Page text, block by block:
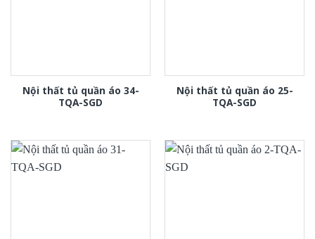
Nội thất tủ quần áo 34-
TQA-SGD
Nội thất tủ quần áo 25-
TQA-SGD